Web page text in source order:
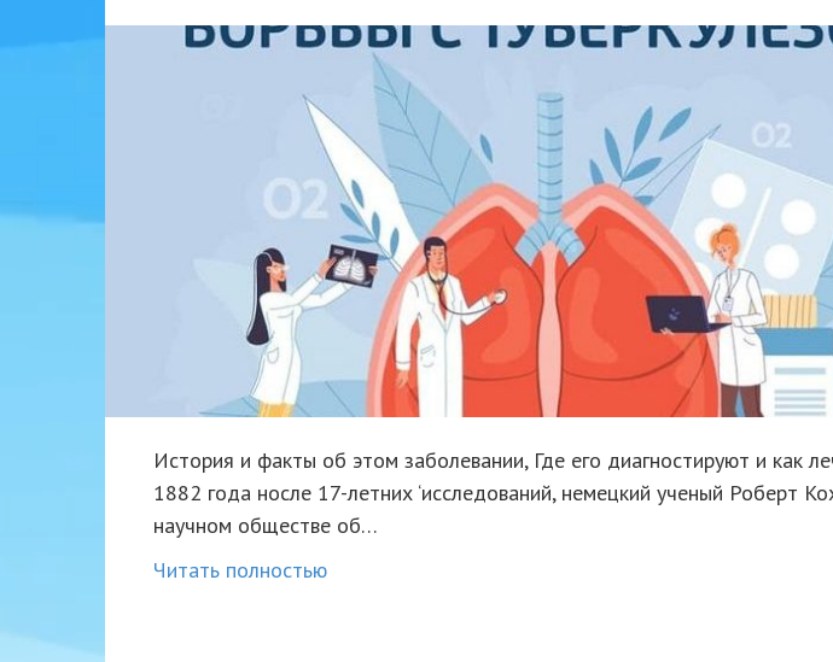
История и факты об этом заболевании, Где его диагностируют и как
1882 года носле 17-летних ‘исследований, немецкий ученый Роберт
научном обществе об…
Читать полностью